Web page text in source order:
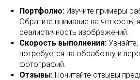
Портфолио: Изучите примеры
Обратите внимание на четкость,
реалистичность изображений.
Скорость выполнения:
потребуется на обработку и
фотографий.
Отзывы: Почитайте отзывы